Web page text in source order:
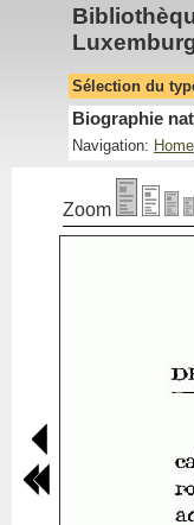
Sélection du
Biographie
Navigation: Home
Zoom